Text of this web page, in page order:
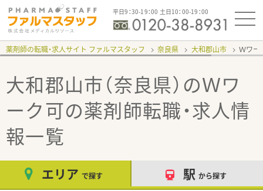
平日9：30-19：00 土日10：00-19：00
薬剤師の転職・求人サイト ファルマスタッフ 奈良県 大和郡山市 Ｗワ
大和郡山市（奈良県）のＷワ
ーク可の薬剤師転職・求人情
報一覧
エリア で探す 駅 から探す